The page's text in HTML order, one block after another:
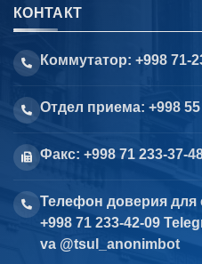
КОНТАКТ
Коммутатор: +998 71-
Отдел приема: +998 55
Факс: +998 71 233-37-
Телефон доверия
+998 71 233-42-09
va @tsul_anonimbot